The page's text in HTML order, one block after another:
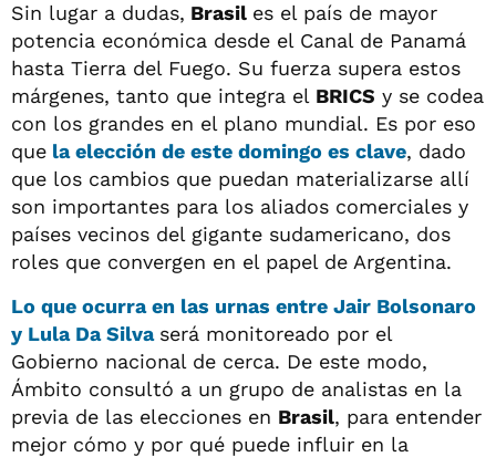
Sin lugar a dudas, Brasil es el país de mayor
potencia económica desde el Canal de Panamá
hasta Tierra del Fuego. Su fuerza supera estos
márgenes, tanto que integra el BRICS y se codea
con los grandes en el plano mundial. Es por eso
que la elección de este domingo es clave, dado
que los cambios que puedan materializarse allí
son importantes para los aliados comerciales y
países vecinos del gigante sudamericano, dos
roles que convergen en el papel de Argentina.
Lo que ocurra en las urnas entre Jair Bolsonaro
y Lula Da Silva será monitoreado por el
Gobierno nacional de cerca. De este modo,
Ámbito consultó a un grupo de analistas en la
previa de las elecciones en Brasil, para entender
mejor cómo y por qué puede influir en la